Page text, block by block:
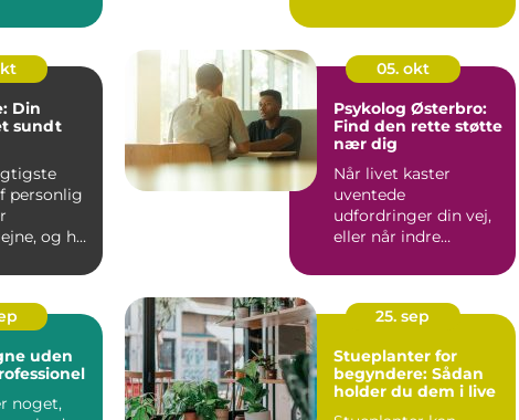
Hiller&oslas...
Din
sundt
personlig
og her
05. okt
Psykolog Østerbro:
Find den rette støtte
nær dig
Når livet kaster
uventede
udfordringer din vej,
eller når indre
k...
uden
noget,
25. sep
Stueplanter for
begyndere: Sådan
holder du dem i live